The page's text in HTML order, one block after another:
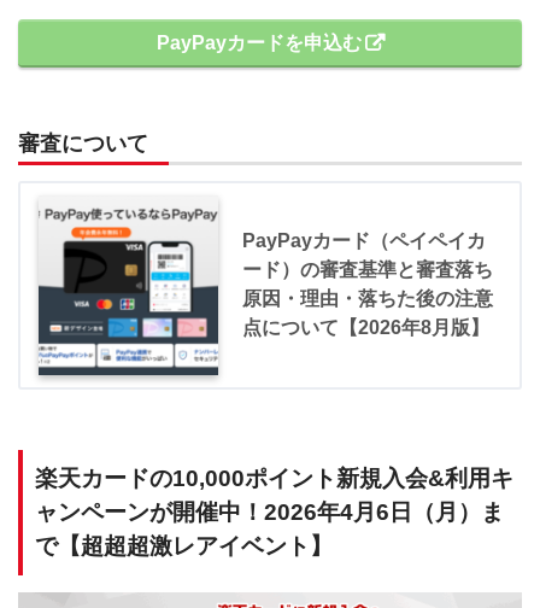
PayPayカードを申込む
審査について
PayPayカード（ペイペイカ
ード）の審査基準と審査落ち
原因・理由・落ちた後の注意
点について【2026年8月版】
楽天カードの10,000ポイント新規入会&利用キ
ャンペーンが開催中！2026年4月6日（月）ま
で【超超超激レアイベント】